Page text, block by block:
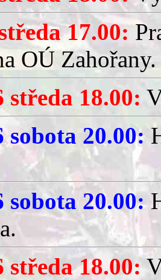
17.00:
OÚ Zahořany.
středa 18.00:
sobota 20.00:
sobota 20.00:
středa 18.00: